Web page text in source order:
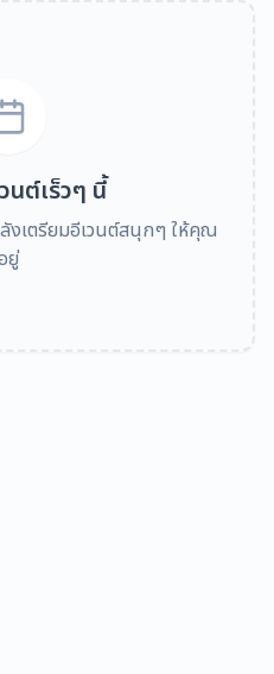
นต์เร็วๆ นี้
งเตรียมอีเวนต์สนุกๆ ให้คุณ
ยู่